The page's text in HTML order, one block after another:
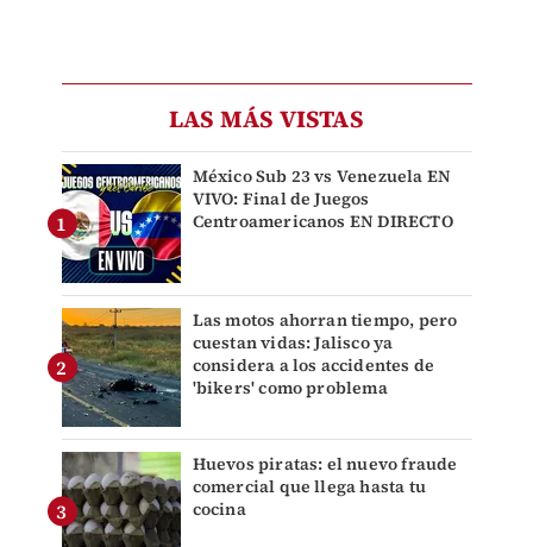
LAS MÁS VISTAS
México Sub 23 vs Venezuela EN
VIVO: Final de Juegos
Centroamericanos EN DIRECTO
Las motos ahorran tiempo, pero
cuestan vidas: Jalisco ya
considera a los accidentes de
'bikers' como problema
Huevos piratas: el nuevo fraude
comercial que llega hasta tu
cocina